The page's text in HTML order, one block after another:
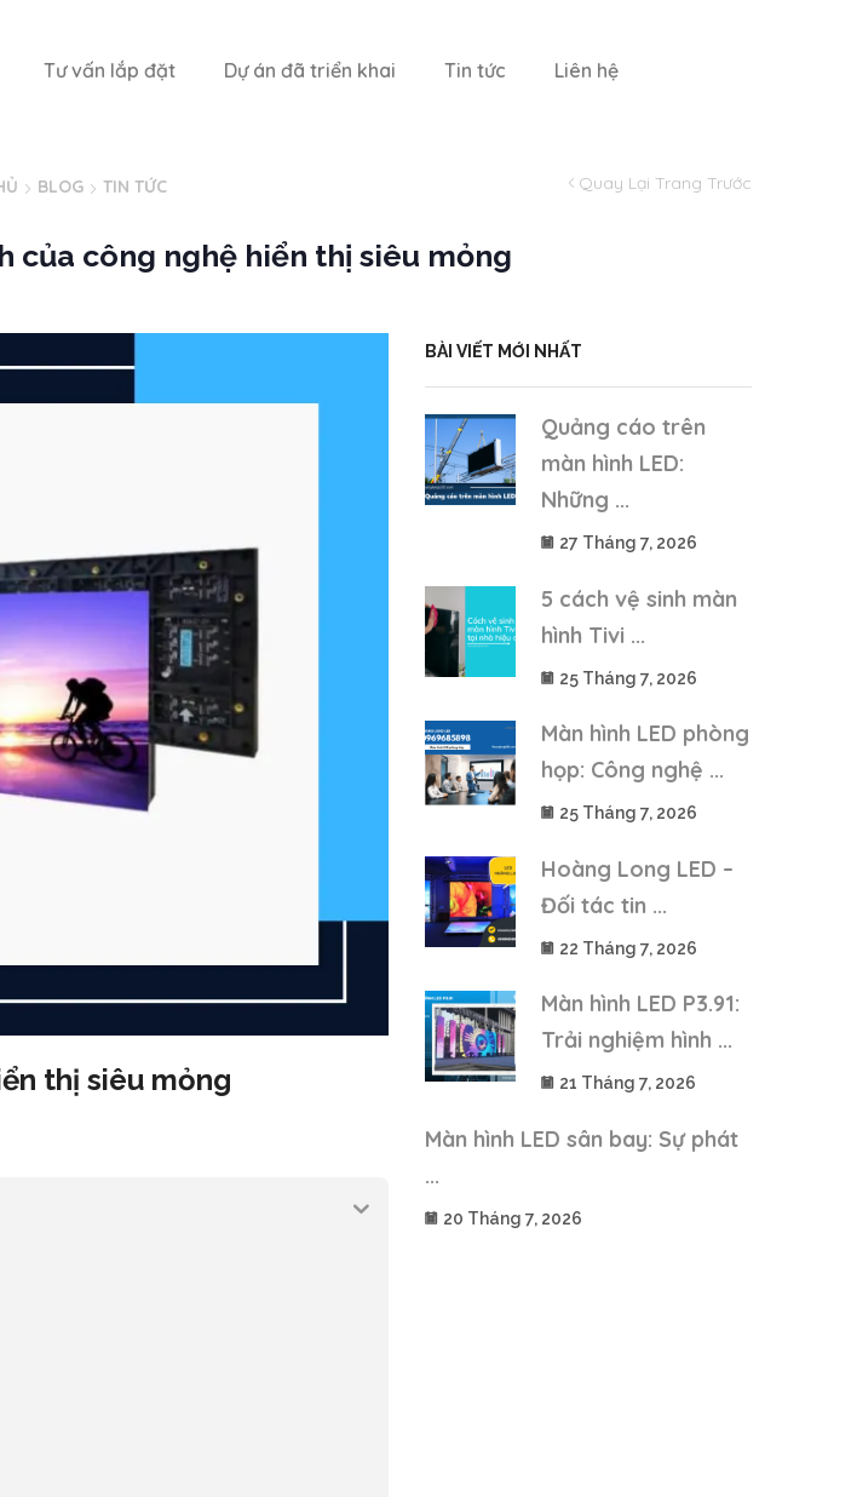
Tư vấn lắp đặt Dự án đã triển khai Tin tức Liên hệ
Quay Lại Trang Trước
BLOG TIN TỨC
của công nghệ hiển thị siêu mỏng
thị siêu mỏng
BÀI VIẾT MỚI NHẤT
Quảng cáo trên
màn hình LED:
Những ...
27 Tháng 7, 2026
5 cách vệ sinh màn
hình Tivi ...
25 Tháng 7, 2026
Màn hình LED phòng
họp: Công nghệ ...
25 Tháng 7, 2026
Hoàng Long LED –
Đối tác tin ...
22 Tháng 7, 2026
Màn hình LED P3.91:
Trải nghiệm hình ...
21 Tháng 7, 2026
Màn hình LED sân bay: Sự phát
...
20 Tháng 7, 2026